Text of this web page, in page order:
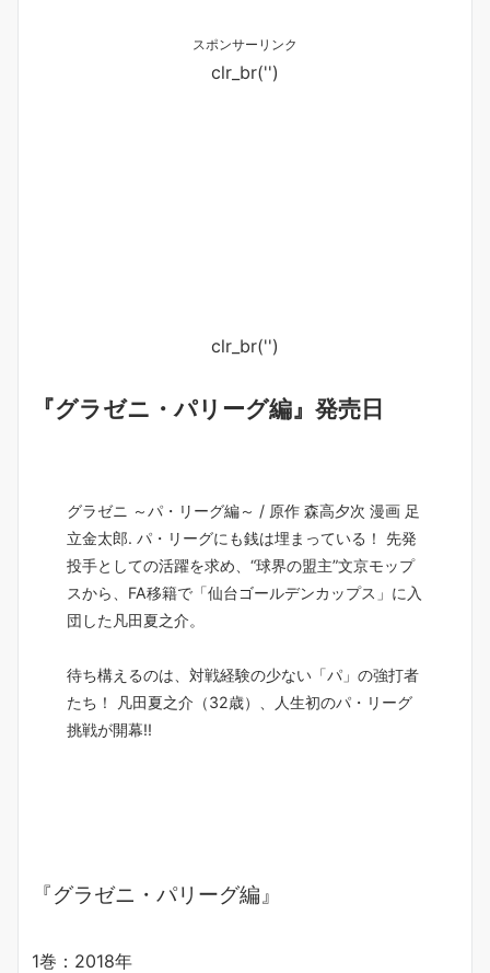
スポンサーリンク
clr_br('')
clr_br('')
『グラゼニ・パリーグ編』発売日
グラゼニ ～パ・リーグ編～ / 原作 森高夕次 漫画 足
立金太郎. パ・リーグにも銭は埋まっている！ 先発
投手としての活躍を求め、“球界の盟主”文京モップ
スから、FA移籍で「仙台ゴールデンカップス」に入
団した凡田夏之介。
待ち構えるのは、対戦経験の少ない「パ」の強打者
たち！ 凡田夏之介（32歳）、人生初のパ・リーグ
挑戦が開幕!!
『グラゼニ・パリーグ編』
1巻：2018年